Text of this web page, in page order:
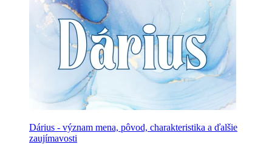
Dárius - význam mena, pôvod, charakteristika a ďalšie
zaujímavosti